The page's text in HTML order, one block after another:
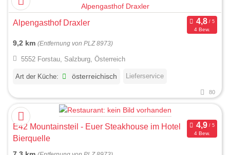
Alpengasthof Draxler
4 Bew.
9,2 km (Entfernung von PLZ 8973)
5552 Forstau, Salzburg, Österreich
Art der Küche: österreichisch Lieferservice
80
E42 Mountainsteil - Euer Steakhouse im Hotel
Bierquelle
4 Bew.